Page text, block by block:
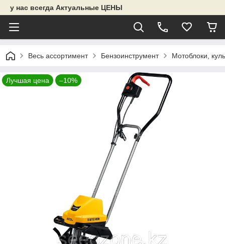
у нас всегда Актуальные ЦЕНЫ
Весь ассортимент Бензоинструмент Мотоблоки,
Лучшая цена –10%